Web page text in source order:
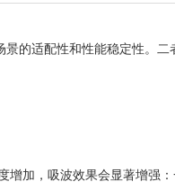
的适配性和性能稳定性。
增加，吸波效果会显著增强